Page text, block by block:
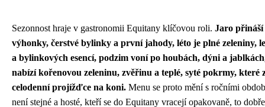
Sezonnost hraje v gastronomii Equitany klíčovou roli. Jaro přináší
výhonky, čerstvé bylinky a první jahody, léto je plné zeleniny,
a bylinkových esencí, podzim voní po houbách, dýni a
nabízí kořenovou zeleninu, zvěřinu a teplé, syté pokrmy, které
celodenní projížďce na koni. Menu se proto mění s ročními
není stejné a hosté, kteří se do Equitany vracejí opakovaně, to